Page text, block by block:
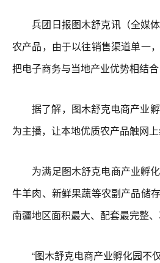
兵团日报图木舒克讯（全媒体
农产品，由于以往销售渠道单一
把电子商务与当地产业优势相结
据了解，图木舒克电商产业孵
为主播，让本地优质农产品触网
为满足图木舒克电商产业孵化
牛羊肉、新鲜果蔬等农副产品储
南疆地区面积最大、配套最完整
“图木舒克电商产业孵化园不仅